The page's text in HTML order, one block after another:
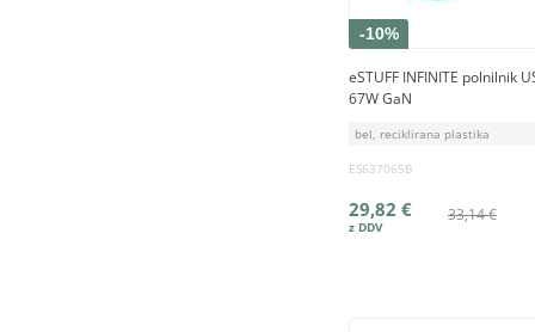
-10%
eSTUFF INFINITE polnilnik
67W GaN
bel, reciklirana plastika
ES637065B
33,14 €
29,82 €